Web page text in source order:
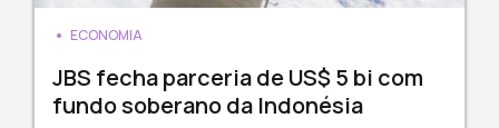
ECONOMIA
JBS fecha parceria de US$ 5 bi com
fundo soberano da Indonésia